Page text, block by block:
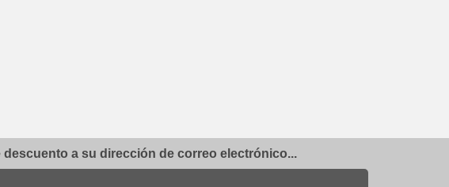
a su dirección de correo electrónico...